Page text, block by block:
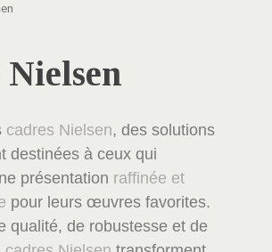
Nielsen
cadres Nielsen, des solutions
destinées à ceux qui
présentation raffinée et
pour leurs œuvres favorites.
qualité, de robustesse et de